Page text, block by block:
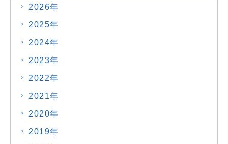
2026年
2025年
2024年
2023年
2022年
2021年
2020年
2019年